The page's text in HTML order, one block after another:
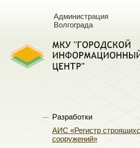
Администрация
Волгограда
Разработки
АИС «Регистр
сооружений»